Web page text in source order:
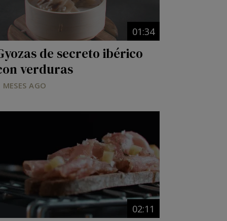
01:34
de secreto ibérico
verduras
MESES AGO
02:11